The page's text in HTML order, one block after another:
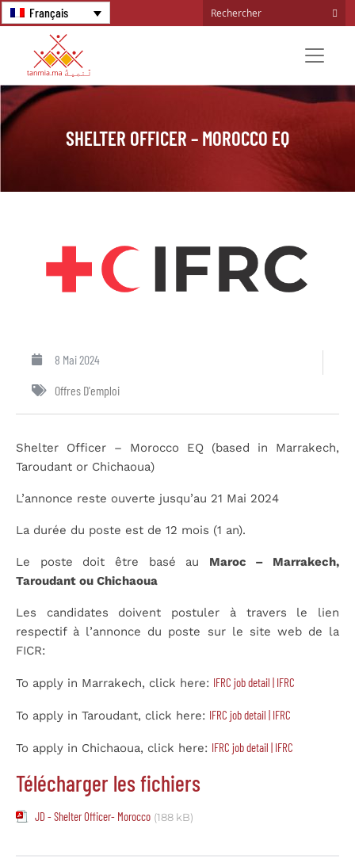
Français
SHELTER OFFICER – MOROCCO EQ
8 Mai 2024
Offres D'emploi
Shelter Officer – Morocco EQ (based in Marrakech,
Taroudant or Chichaoua)
L’annonce reste ouverte jusqu’au 21 Mai 2024
La durée du poste est de 12 mois (1 an).
Le poste doit être basé au Maroc – Marrakech,
Taroudant ou Chichaoua
Les candidates doivent postuler à travers le lien
respectif à l’annonce du poste sur le site web de la
FICR:
To apply in Marrakech, click here: IFRC job detail | IFRC
To apply in Taroudant, click here: IFRC job detail | IFRC
To apply in Chichaoua, click here: IFRC job detail | IFRC
Télécharger les fichiers
JD - Shelter Officer- Morocco (188 kB)